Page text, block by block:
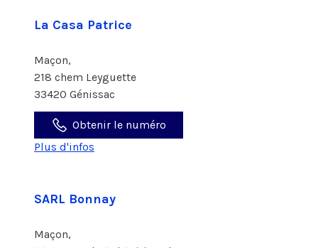
La Casa Patrice
Maçon,
218 chem Leyguette
33420 Génissac
Obtenir le numéro
Plus d'infos
SARL Bonnay
Maçon,